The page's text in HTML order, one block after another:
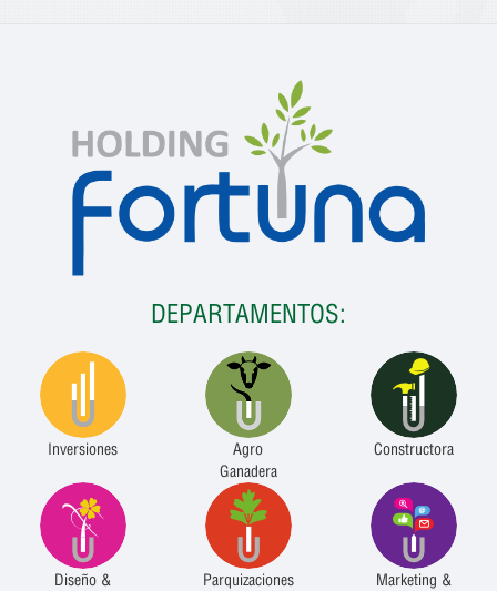
DEPARTAMENTOS:
Inversiones
Agro
Ganadera
Constructora
Diseño &
Parquizaciones
Marketing &